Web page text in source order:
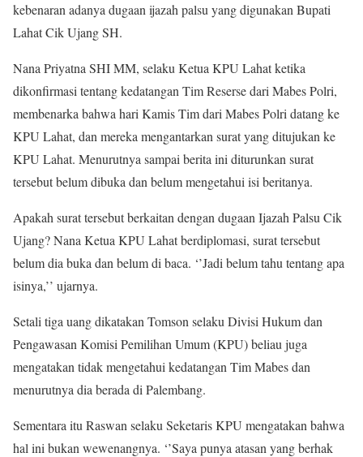
kebenaran adanya dugaan ijazah palsu yang digunakan Bupati
Lahat Cik Ujang SH.
Nana Priyatna SHI MM, selaku Ketua KPU Lahat ketika
dikonfirmasi tentang kedatangan Tim Reserse dari Mabes Polri,
membenarka bahwa hari Kamis Tim dari Mabes Polri datang ke
KPU Lahat, dan mereka mengantarkan surat yang ditujukan ke
KPU Lahat. Menurutnya sampai berita ini diturunkan surat
tersebut belum dibuka dan belum mengetahui isi beritanya.
Apakah surat tersebut berkaitan dengan dugaan Ijazah Palsu Cik
Ujang? Nana Ketua KPU Lahat berdiplomasi, surat tersebut
belum dia buka dan belum di baca. ‘’Jadi belum tahu tentang apa
isinya,’’ ujarnya.
Setali tiga uang dikatakan Tomson selaku Divisi Hukum dan
Pengawasan Komisi Pemilihan Umum (KPU) beliau juga
mengatakan tidak mengetahui kedatangan Tim Mabes dan
menurutnya dia berada di Palembang.
Sementara itu Raswan selaku Seketaris KPU mengatakan bahwa
hal ini bukan wewenangnya. ‘’Saya punya atasan yang berhak